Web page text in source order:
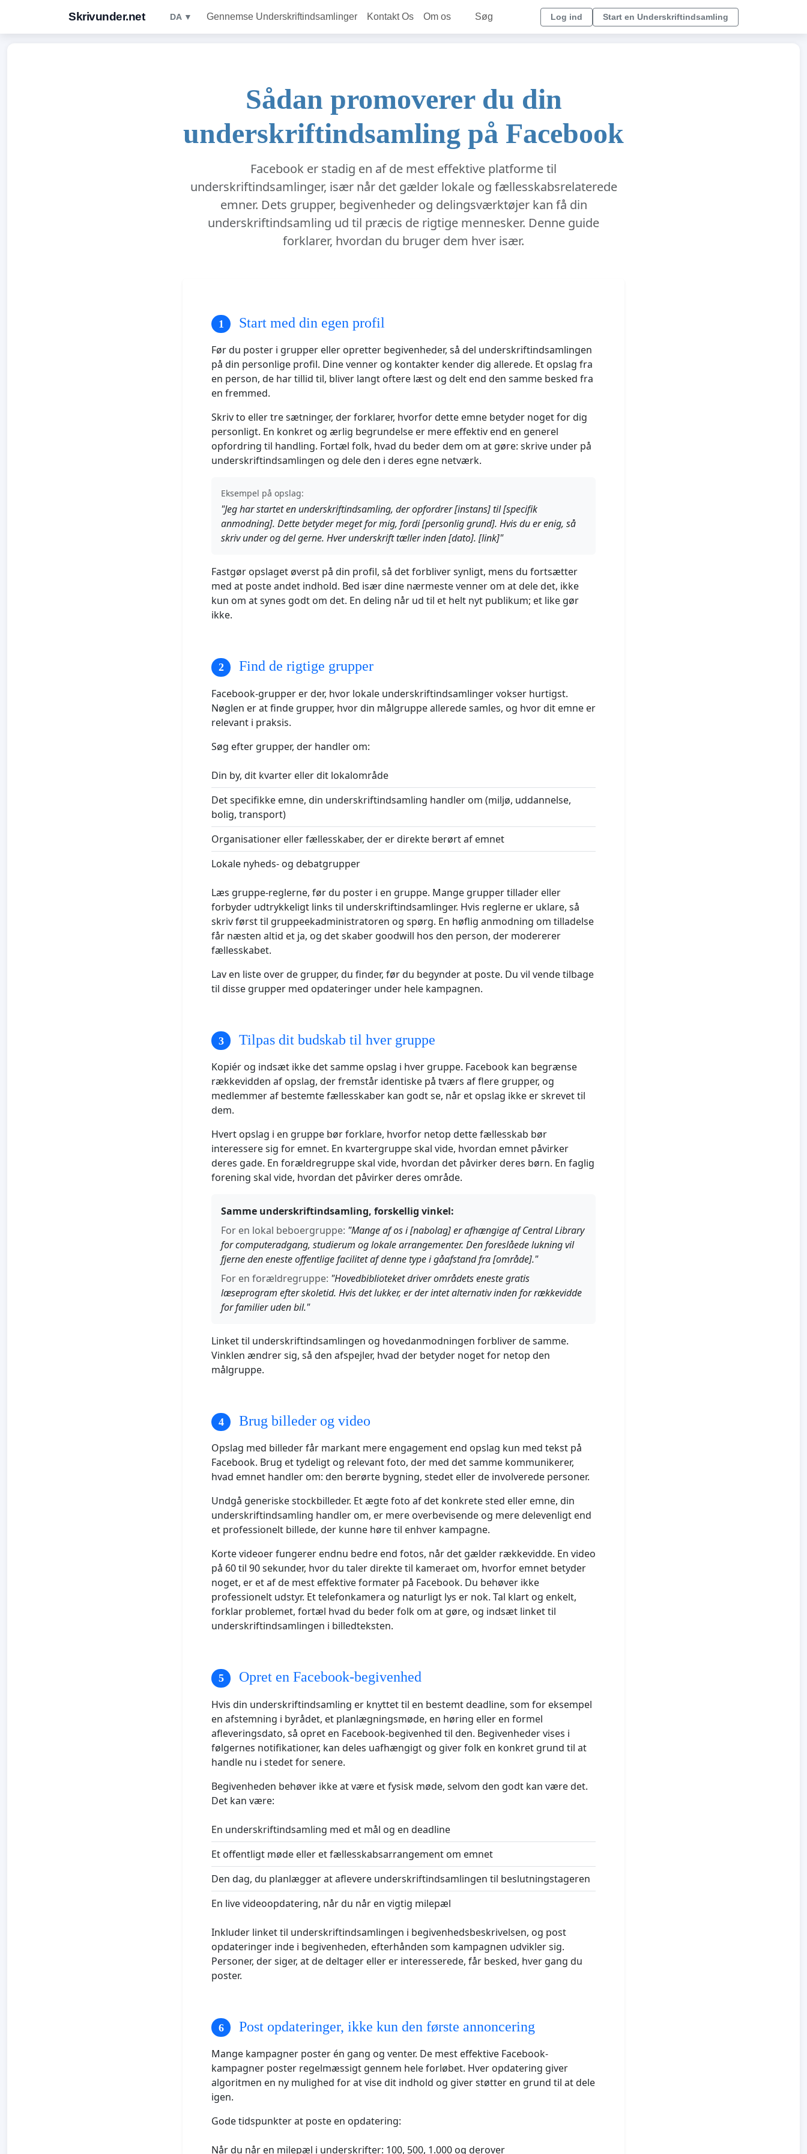
Skrivunder.net DA ▼ Gennemse Underskriftindsamlinger Kontakt Os Om os Søg Log ind Start en Underskriftindsamling
Sådan promoverer du din
underskriftindsamling på Facebook
Facebook er stadig en af de mest effektive platforme til
underskriftindsamlinger, især når det gælder lokale og fællesskabsrelaterede
emner. Dets grupper, begivenheder og delingsværktøjer kan få din
underskriftindsamling ud til præcis de rigtige mennesker. Denne guide
forklarer, hvordan du bruger dem hver især.
Start med din egen profil
Før du poster i grupper eller opretter begivenheder, så del underskriftindsamlingen
på din personlige profil. Dine venner og kontakter kender dig allerede. Et opslag fra
en person, de har tillid til, bliver langt oftere læst og delt end den samme besked fra
en fremmed.
Skriv to eller tre sætninger, der forklarer, hvorfor dette emne betyder noget for dig
personligt. En konkret og ærlig begrundelse er mere effektiv end en generel
opfordring til handling. Fortæl folk, hvad du beder dem om at gøre: skrive under på
underskriftindsamlingen og dele den i deres egne netværk.
Eksempel på opslag:
"Jeg har startet en underskriftindsamling, der opfordrer [instans] til [specifik
anmodning]. Dette betyder meget for mig, fordi [personlig grund]. Hvis du er enig, så
skriv under og del gerne. Hver underskrift tæller inden [dato]. [link]"
Fastgør opslaget øverst på din profil, så det forbliver synligt, mens du fortsætter
med at poste andet indhold. Bed især dine nærmeste venner om at dele det, ikke
kun om at synes godt om det. En deling når ud til et helt nyt publikum; et like gør
ikke.
Find de rigtige grupper
Facebook-grupper er der, hvor lokale underskriftindsamlinger vokser hurtigst.
Nøglen er at finde grupper, hvor din målgruppe allerede samles, og hvor dit emne er
relevant i praksis.
Søg efter grupper, der handler om:
Din by, dit kvarter eller dit lokalområde
Det specifikke emne, din underskriftindsamling handler om (miljø, uddannelse,
bolig, transport)
Organisationer eller fællesskaber, der er direkte berørt af emnet
Lokale nyheds- og debatgrupper
Læs gruppe-reglerne, før du poster i en gruppe. Mange grupper tillader eller
forbyder udtrykkeligt links til underskriftindsamlinger. Hvis reglerne er uklare, så
skriv først til gruppeekadministratoren og spørg. En høflig anmodning om tilladelse
får næsten altid et ja, og det skaber goodwill hos den person, der modererer
fællesskabet.
Lav en liste over de grupper, du finder, før du begynder at poste. Du vil vende tilbage
til disse grupper med opdateringer under hele kampagnen.
Tilpas dit budskab til hver gruppe
Kopiér og indsæt ikke det samme opslag i hver gruppe. Facebook kan begrænse
rækkevidden af opslag, der fremstår identiske på tværs af flere grupper, og
medlemmer af bestemte fællesskaber kan godt se, når et opslag ikke er skrevet til
dem.
Hvert opslag i en gruppe bør forklare, hvorfor netop dette fællesskab bør
interessere sig for emnet. En kvartergruppe skal vide, hvordan emnet påvirker
deres gade. En forældregruppe skal vide, hvordan det påvirker deres børn. En faglig
forening skal vide, hvordan det påvirker deres område.
Samme underskriftindsamling, forskellig vinkel:
For en lokal beboergruppe: "Mange af os i [nabolag] er afhængige af Central Library
for computeradgang, studierum og lokale arrangementer. Den foreslåede lukning vil
fjerne den eneste offentlige facilitet af denne type i gåafstand fra [område]."
For en forældregruppe: "Hovedbiblioteket driver områdets eneste gratis
læseprogram efter skoletid. Hvis det lukker, er der intet alternativ inden for rækkevidde
for familier uden bil."
Linket til underskriftindsamlingen og hovedanmodningen forbliver de samme.
Vinklen ændrer sig, så den afspejler, hvad der betyder noget for netop den
målgruppe.
Brug billeder og video
Opslag med billeder får markant mere engagement end opslag kun med tekst på
Facebook. Brug et tydeligt og relevant foto, der med det samme kommunikerer,
hvad emnet handler om: den berørte bygning, stedet eller de involverede personer.
Undgå generiske stockbilleder. Et ægte foto af det konkrete sted eller emne, din
underskriftindsamling handler om, er mere overbevisende og mere delevenligt end
et professionelt billede, der kunne høre til enhver kampagne.
Korte videoer fungerer endnu bedre end fotos, når det gælder rækkevidde. En video
på 60 til 90 sekunder, hvor du taler direkte til kameraet om, hvorfor emnet betyder
noget, er et af de mest effektive formater på Facebook. Du behøver ikke
professionelt udstyr. Et telefonkamera og naturligt lys er nok. Tal klart og enkelt,
forklar problemet, fortæl hvad du beder folk om at gøre, og indsæt linket til
underskriftindsamlingen i billedteksten.
Opret en Facebook-begivenhed
Hvis din underskriftindsamling er knyttet til en bestemt deadline, som for eksempel
en afstemning i byrådet, et planlægningsmøde, en høring eller en formel
afleveringsdato, så opret en Facebook-begivenhed til den. Begivenheder vises i
følgernes notifikationer, kan deles uafhængigt og giver folk en konkret grund til at
handle nu i stedet for senere.
Begivenheden behøver ikke at være et fysisk møde, selvom den godt kan være det.
Det kan være:
En underskriftindsamling med et mål og en deadline
Et offentligt møde eller et fællesskabsarrangement om emnet
Den dag, du planlægger at aflevere underskriftindsamlingen til beslutningstageren
En live videoopdatering, når du når en vigtig milepæl
Inkluder linket til underskriftindsamlingen i begivenhedsbeskrivelsen, og post
opdateringer inde i begivenheden, efterhånden som kampagnen udvikler sig.
Personer, der siger, at de deltager eller er interesserede, får besked, hver gang du
poster.
Post opdateringer, ikke kun den første annoncering
Mange kampagner poster én gang og venter. De mest effektive Facebook-
kampagner poster regelmæssigt gennem hele forløbet. Hver opdatering giver
algoritmen en ny mulighed for at vise dit indhold og giver støtter en grund til at dele
igen.
Gode tidspunkter at poste en opdatering:
Når du når en milepæl i underskrifter: 100, 500, 1.000 og derover